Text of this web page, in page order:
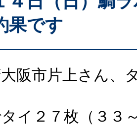
果です
阪市片上さん、
イ２７枚（３３